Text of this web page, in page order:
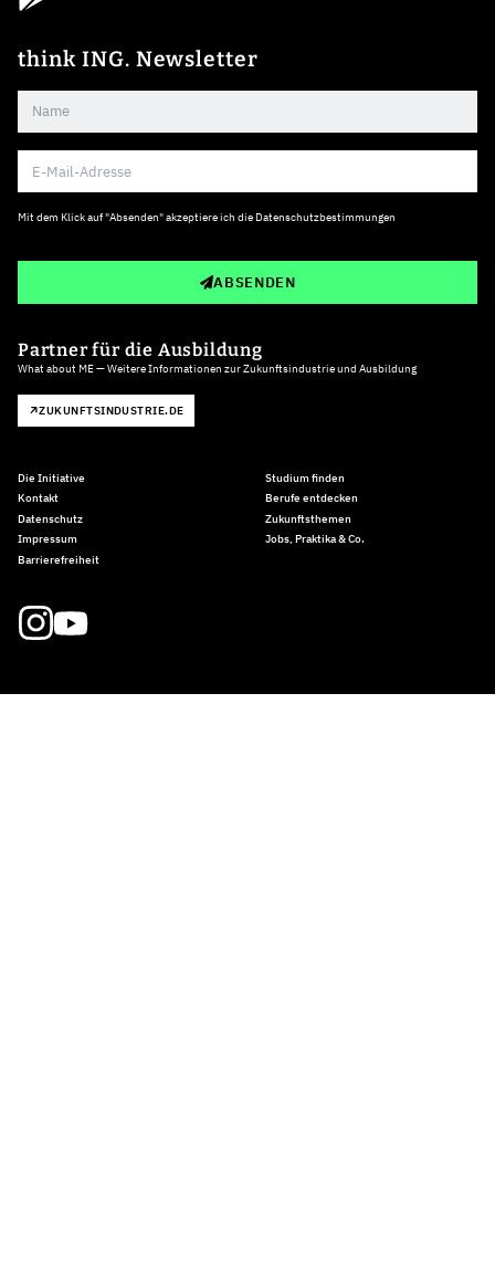
think ING. Newsletter
Mit dem Klick auf "Absenden" akzeptiere ich die Datenschutzbestimmungen
ABSENDEN
Partner für die Ausbildung
What about ME — Weitere Informationen zur Zukunftsindustrie und Ausbildung
ZUKUNFTSINDUSTRIE.DE
Die Initiative
Kontakt
Datenschutz
Impressum
Barrierefreiheit
Studium finden
Berufe entdecken
Zukunftsthemen
Jobs, Praktika & Co.